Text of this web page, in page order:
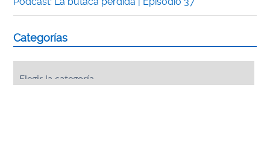
Categorías